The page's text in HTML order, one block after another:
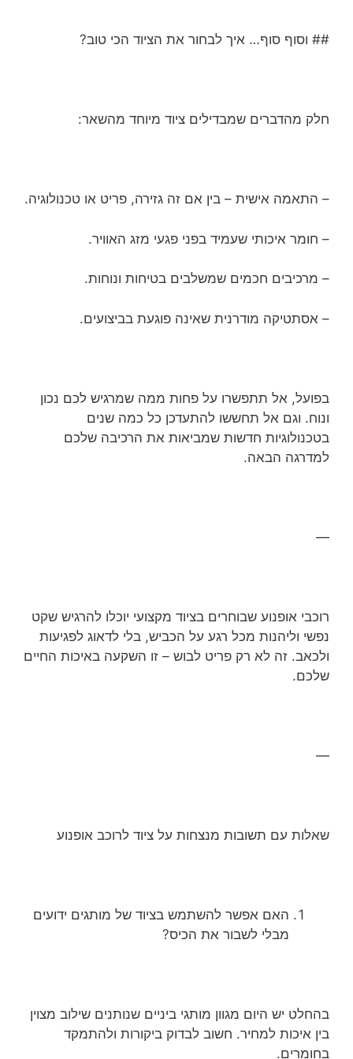
## וסוף סוף… איך לבחור את הציוד הכי טוב?
חלק מהדברים שמבדילים ציוד מיוחד מהשאר:
– התאמה אישית – בין אם זה גזירה, פריט או טכנולוגיה.
– חומר איכותי שעמיד בפני פגעי מזג האוויר.
– מרכיבים חכמים שמשלבים בטיחות ונוחות.
– אסתטיקה מודרנית שאינה פוגעת בביצועים.
בפועל, אל תתפשרו על פחות ממה שמרגיש לכם נכון
ונוח. וגם אל תחששו להתעדכן כל כמה שנים
בטכנולוגיות חדשות שמביאות את הרכיבה שלכם
למדרגה הבאה.
—
רוכבי אופנוע שבוחרים בציוד מקצועי יוכלו להרגיש שקט
נפשי וליהנות מכל רגע על הכביש, בלי לדאוג לפגיעות
ולכאב. זה לא רק פריט לבוש – זו השקעה באיכות החיים
שלכם.
—
שאלות עם תשובות מנצחות על ציוד לרוכב אופנוע
האם אפשר להשתמש בציוד של מותגים ידועים
מבלי לשבור את הכיס?
בהחלט יש היום מגוון מותגי ביניים שנותנים שילוב מצוין
בין איכות למחיר. חשוב לבדוק ביקורות ולהתמקד
בחומרים.